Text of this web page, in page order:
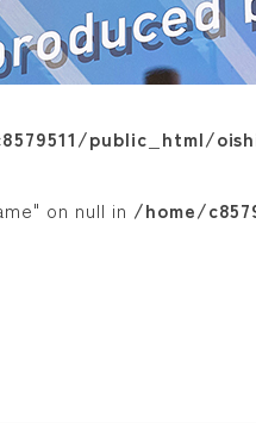
public_html/
on null in /home/